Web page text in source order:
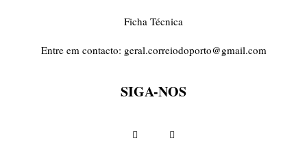
Ficha Técnica
Entre em contacto: geral.correiodoporto@gmail.com
SIGA-NOS